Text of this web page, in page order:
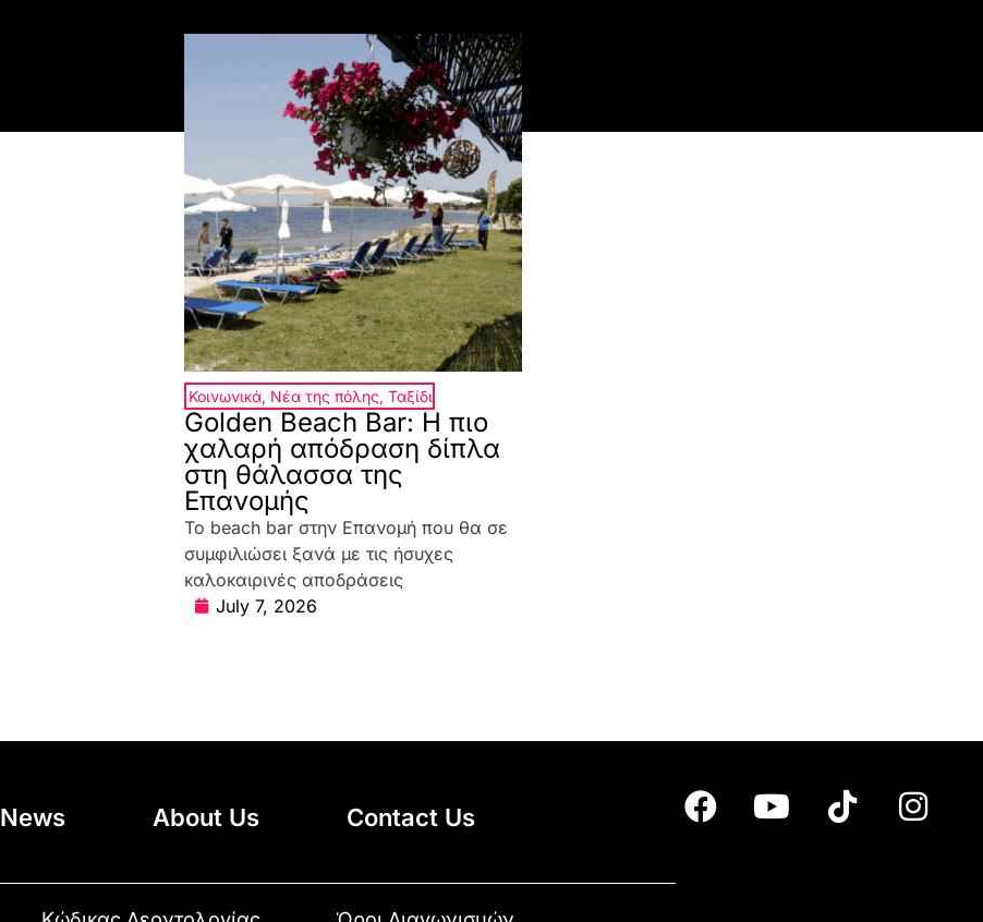
Κοινωνικά, Νέα της πόλης, Ταξίδι
Golden Beach Bar: Η πιο
χαλαρή απόδραση δίπλα
στη θάλασσα της
Επανομής
Το beach bar στην Επανομή που θα σε
συμφιλιώσει ξανά με τις ήσυχες
καλοκαιρινές αποδράσεις
July 7, 2026
News About Us Contact Us